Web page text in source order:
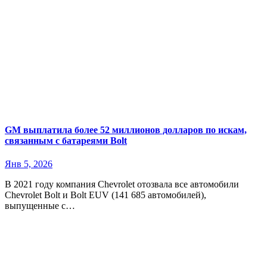
GM выплатила более 52 миллионов долларов по искам,
связанным с батареями Bolt
Янв 5, 2026
В 2021 году компания Chevrolet отозвала все автомобили
Chevrolet Bolt и Bolt EUV (141 685 автомобилей),
выпущенные с…